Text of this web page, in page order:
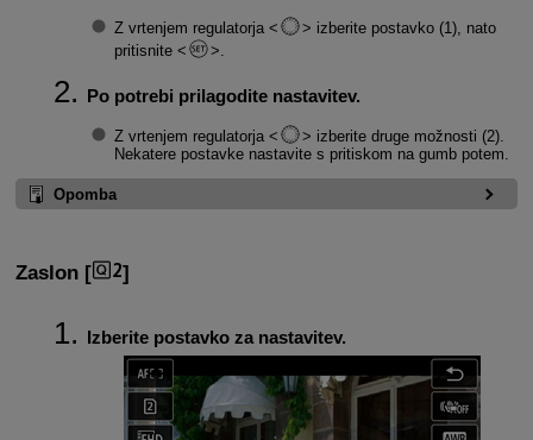
Z vrtenjem regulatorja
izberite postavko (1), nato
pritisnite
.
Po potrebi prilagodite nastavitev.
Z vrtenjem regulatorja
izberite druge možnosti (2).
Nekatere postavke nastavite s pritiskom na gumb potem.
Opomba
Zaslon [ ]
Izberite postavko za nastavitev.